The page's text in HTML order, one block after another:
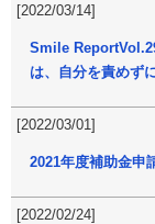
[2022/03/14]
Smile
は、自分を責めず
[2022/03/01]
2021年度補助金申
[2022/02/24]